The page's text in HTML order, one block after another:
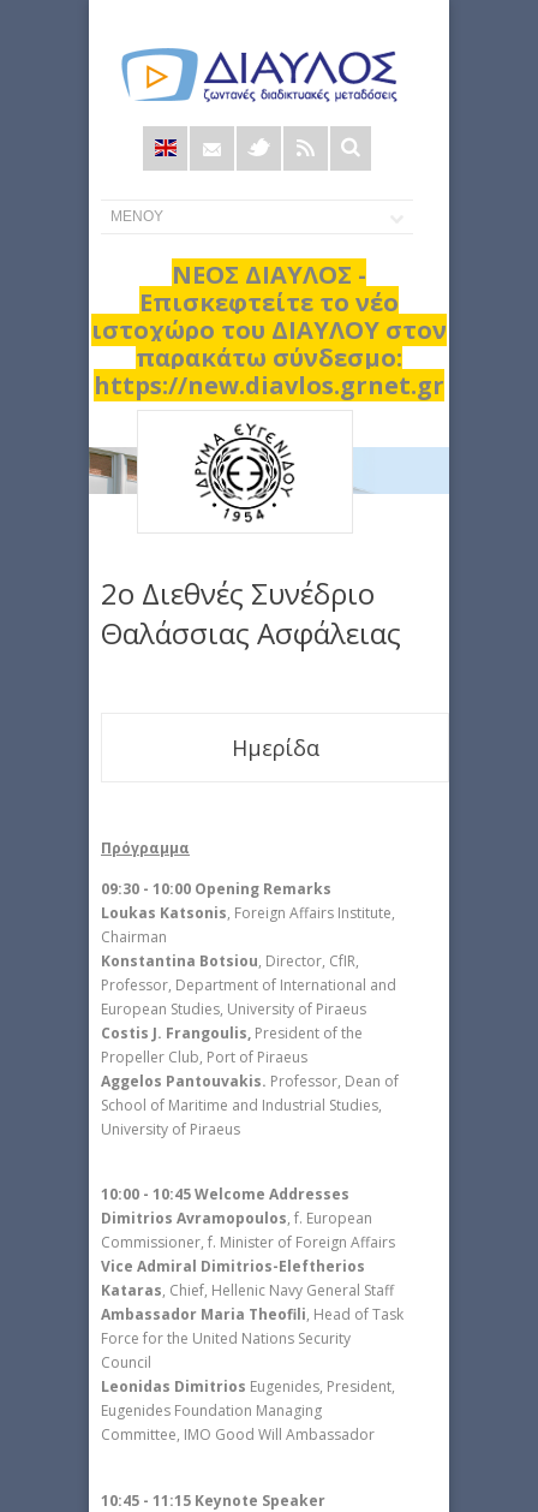
Φόρμα
αναζήτησης
ΝΕΟΣ ΔΙΑΥΛΟΣ -
Επισκεφτείτε το νέο
ιστοχώρο του ΔΙΑΥΛΟΥ στον
παρακάτω σύνδεσμο:
https://new.diavlos.grnet.gr
2ο Διεθνές Συνέδριο
Θαλάσσιας Ασφάλειας
Ημερίδα
Πρόγραμμα
09:30 - 10:00 Opening Remarks
Loukas Katsonis, Foreign Affairs Institute,
Chairman
Konstantina Botsiou, Director, CfIR,
Professor, Department of International and
European Studies, University of Piraeus
Costis J. Frangoulis, President of the
Propeller Club, Port of Piraeus
Aggelos Pantouvakis. Professor, Dean of
School of Maritime and Industrial Studies,
University of Piraeus
10:00 - 10:45 Welcome Addresses
Dimitrios Avramopoulos, f. European
Commissioner, f. Minister of Foreign Affairs
Vice Admiral Dimitrios-Eleftherios
Kataras, Chief, Hellenic Navy General Staff
Ambassador Maria Theofili, Head of Task
Force for the United Nations Security
Council
Leonidas Dimitrios Eugenides, President,
Eugenides Foundation Managing
Committee, IMO Good Will Ambassador
10:45 - 11:15 Keynote Speaker